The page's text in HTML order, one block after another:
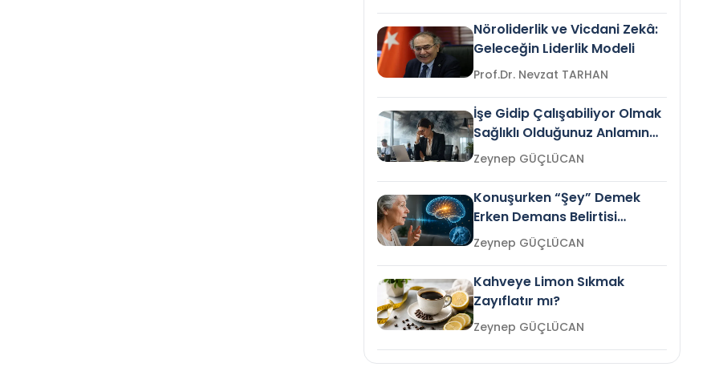
Nöroliderlik ve Vicdani Zekâ:
Geleceğin Liderlik Modeli
Prof.Dr. Nevzat TARHAN
İşe Gidip Çalışabiliyor Olmak
Sağlıklı Olduğunuz Anlamına
Gelir mi?Zeynep GÜÇLÜCAN
Konuşurken “Şey” Demek
Erken Demans Belirtisi
Olabilir mi?Zeynep GÜÇLÜCAN
Kahveye Limon Sıkmak
Zayıflatır mı?
Zeynep GÜÇLÜCAN